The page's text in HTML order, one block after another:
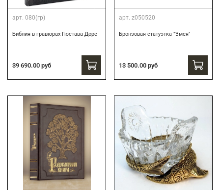
арт. 080(гр)
Библия в гравюрах Гюстава Доре
39 690.00 руб
арт. z050520
Бронзовая статуэтка "Змея"
13 500.00 руб